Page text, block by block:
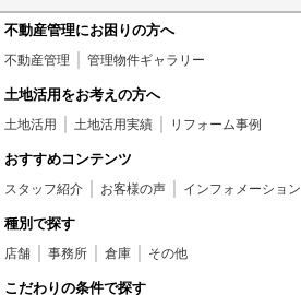
不動産管理にお困りの方へ
不動産管理 管理物件ギャラリー
土地活用をお考えの方へ
土地活用 土地活用実績 リフォーム事例
おすすめコンテンツ
スタッフ紹介 お客様の声 インフォメーション
種別で探す
店舗 事務所 倉庫 その他
こだわりの条件で探す